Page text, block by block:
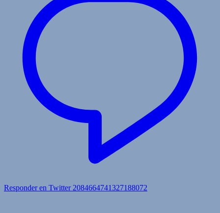
Responder en Twitter 2084664741327188072